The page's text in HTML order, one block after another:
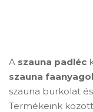
A szauna padléc
szauna
szauna burkolat
Termékeink